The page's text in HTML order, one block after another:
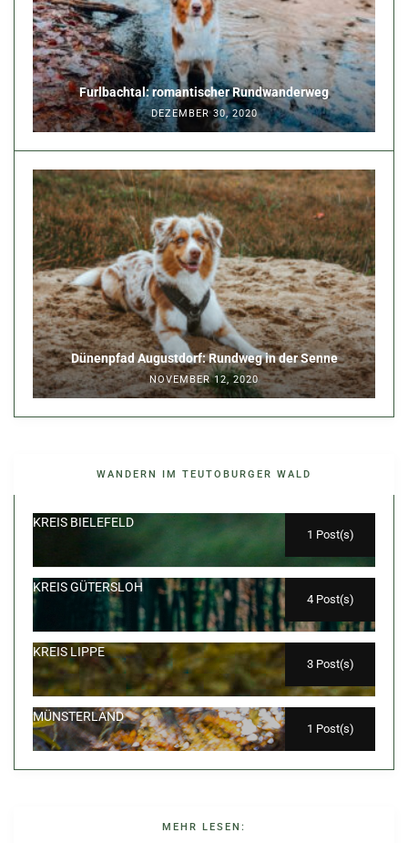
Furlbachtal: romantischer Rundwanderweg
DEZEMBER 30, 2020
Dünenpfad Augustdorf: Rundweg in der Senne
NOVEMBER 12, 2020
WANDERN IM TEUTOBURGER WALD
KREIS BIELEFELD
1 Post(s)
KREIS GÜTERSLOH
4 Post(s)
KREIS LIPPE
3 Post(s)
MÜNSTERLAND
1 Post(s)
MEHR LESEN: